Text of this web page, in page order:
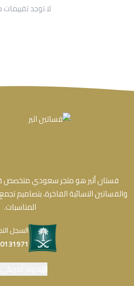
لا توجد تقييمات
فستان أثير هو متجر سعودي متخصص
والفساتين النسائية الفاخرة، بتصاميم
المناسبات.
السجل